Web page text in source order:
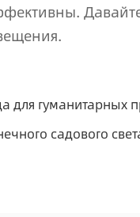
для гуманитарных
садового